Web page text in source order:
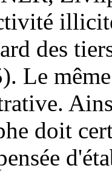
des
Le
doit